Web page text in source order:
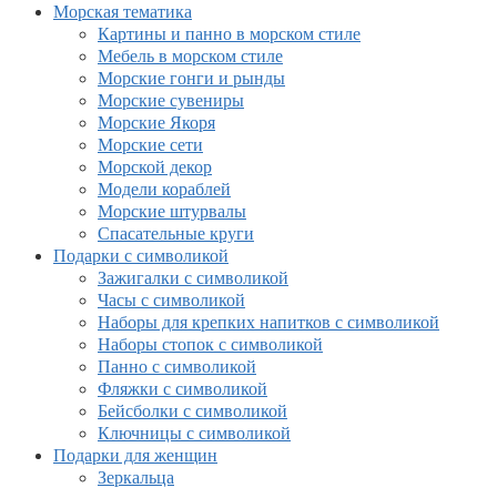
Морская тематика
Картины и панно в морском стиле
Мебель в морском стиле
Морские гонги и рынды
Морские сувениры
Морские Якоря
Морские сети
Морской декор
Модели кораблей
Морские штурвалы
Спасательные круги
Подарки с символикой
Зажигалки с символикой
Часы с символикой
Наборы для крепких напитков с символикой
Наборы стопок с символикой
Панно с символикой
Фляжки с символикой
Бейсболки с символикой
Ключницы с символикой
Подарки для женщин
Зеркальца